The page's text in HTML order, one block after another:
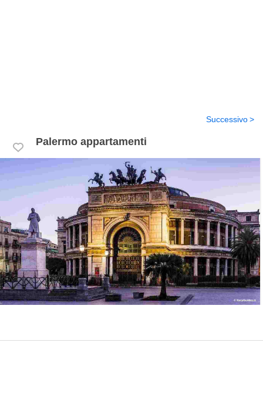
Palermo appartamenti
Successivo